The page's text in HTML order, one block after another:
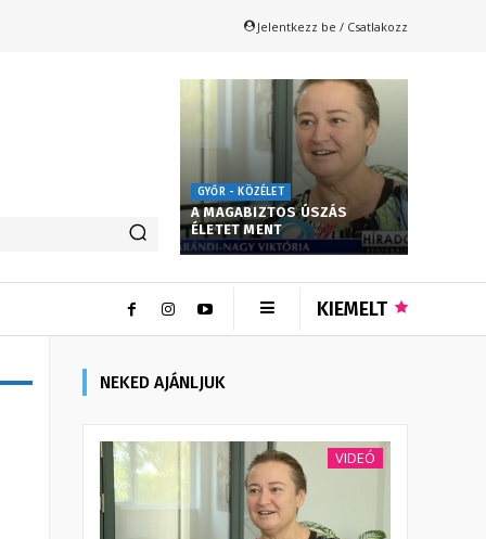
Jelentkezz be / Csatlakozz
GYŐR - KÖZÉLET
A MAGABIZTOS ÚSZÁS
ÉLETET MENT
KIEMELT
NEKED AJÁNLJUK
VIDEÓ